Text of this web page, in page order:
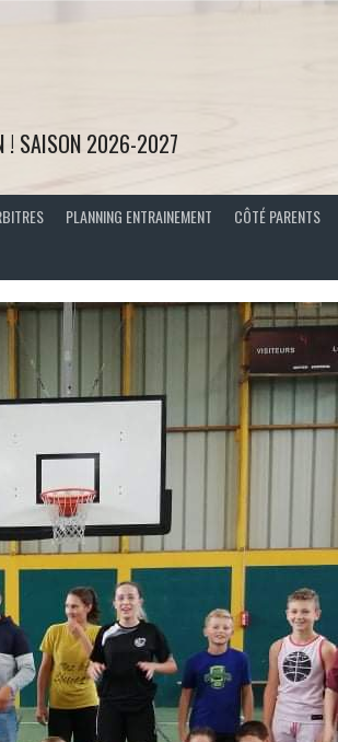
! SAISON 2026-2027
PLANNING ENTRAINEMENT CÔTÉ PARENTS